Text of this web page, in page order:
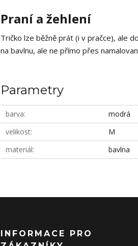
Praní a žehlení
Tričko lze běžně prát (i v pračce), ale
na bavlnu, ale ne přímo přes
Parametry
barva
modrá
velikost
M
materiál
bavlna
INFORMACE PRO